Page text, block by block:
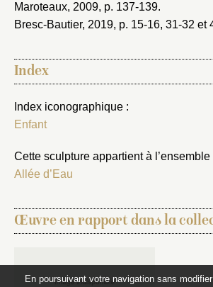
Maroteaux, 2009, p. 137-139.
Bresc-Bautier, 2019, p. 15-16, 31-32 et
Index
Index iconographique :
Enfant
Cette sculpture appartient à l’ensemble
Allée d’Eau
Œuvre en rapport dans la
En poursuivant votre navigation sans